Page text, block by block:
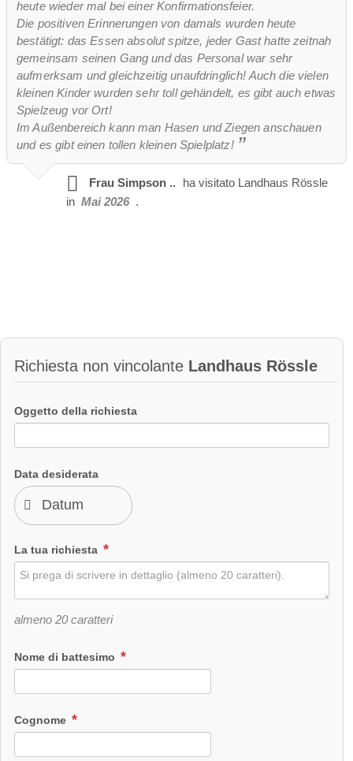
sbarra possibili formati di tabella
società chiusa posizione senza barriere
Spazio per un ricevimento con champagne
ultima ristrutturazione
video
opuscolo Facebook Instagram
Pista di atterraggio per elicotteri
heute wieder mal bei einer Konfirmationsfeier.
Die positiven Erinnerungen von damals wurden heute
bestätigt: das Essen absolut spitze, jeder Gast hatte zeitnah
gemeinsam seinen Gang und das Personal war sehr
aufmerksam und gleichzeitig unaufdringlich! Auch die vielen
kleinen Kinder wurden sehr toll gehändelt, es gibt auch etwas
Spielzeug vor Ort!
Im Außenbereich kann man Hasen und Ziegen anschauen
und es gibt einen tollen kleinen Spielplatz!
Frau Simpson .. ha visitato Landhaus Rössle
in Mai 2026 .
Richiesta non vincolante Landhaus Rössle
Oggetto della richiesta
Data desiderata
La tua richiesta
almeno 20 caratteri
Nome di battesimo
Cognome